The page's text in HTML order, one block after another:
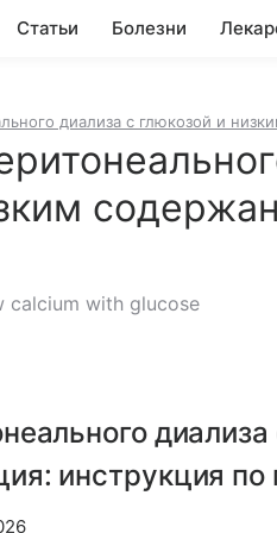
Статьи Болезни
диализа с глюкозой и
calcium with glucose
: инструкция